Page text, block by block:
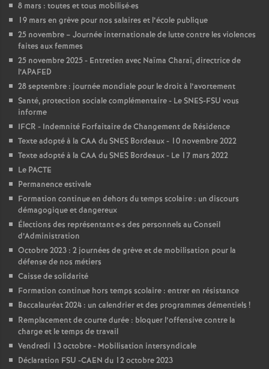
g
n
e
m
e
t
s
e
S
8 mars : toutes et tous mobilisé·es
19 mars en grève pour nos salaires et l’école publique
25 novembre – Journée internationale de lutte contre les violences
faites aux femmes
25 novembre 2025 - Entretien avec Naïma Charaï, directrice de
l’APAFED
28 septembre : journée mondiale pour le droit à l’avortement
Santé, protection sociale complémentaire - Le SNES-FSU vous
informe
IFCR - Indemnité Forfaitaire de Changement de Résidence
Texte adopté à la CAA du SNES Bordeaux - 10 novembre 2022
Texte adopté à la CAA du SNES Bordeaux - Le 17 mars 2022
Le PACTE
Permanence estivale
Formation continue en dehors du temps scolaire : un discours
démagogique et dangereux
Élections des représentant·e·s des personnels au Conseil
d’Administration
Octobre 2023 : 2 journées de grève et de mobilisation pour la
défense de nos métiers
Caisse de solidarité
Formation continue hors temps scolaire : entrer en résistance
Baccalauréat 2024 : un calendrier et des programmes démentiels !
Remplacement de courte durée : bloquer l’offensive contre la
charge et le temps de travail
Vendredi 13 octobre - Mobilisation intersyndicale
Déclaration FSU -CAEN du 12 octobre 2023